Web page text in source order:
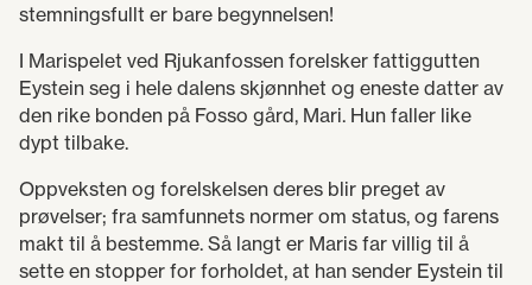
stemningsfullt er bare begynnelsen!
I Marispelet ved Rjukanfossen forelsker fattiggutten
Eystein seg i hele dalens skjønnhet og eneste datter av
den rike bonden på Fosso gård, Mari. Hun faller like
dypt tilbake.
Oppveksten og forelskelsen deres blir preget av
prøvelser; fra samfunnets normer om status, og farens
makt til å bestemme. Så langt er Maris far villig til å
sette en stopper for forholdet, at han sender Eystein til